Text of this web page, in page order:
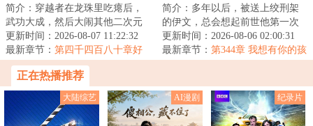
简介：穿越者在龙珠里吃瘪后，
武功大成，然后大闹其他二次元
世界。将穿越进行到底！...
更新时间：2026-08-07 11:22:32
最新章节： 第四千四百八十章好
大喜功
简介：多年以后，被送上绞刑架
的伊文，总会想起前世他第一次
在笔记本上写下黑历史小说的那
个夜晚。本书又...
更新时间：2026-08-06 02:00:31
最新章节： 第344章 我想有你的孩
正在热播推荐
大陆综艺 AI漫剧 纪录片